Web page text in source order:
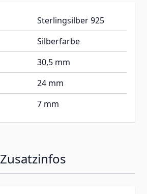
Sterlingsilber 925
Silberfarbe
30,5 mm
24 mm
7 mm
Zusatzinfos